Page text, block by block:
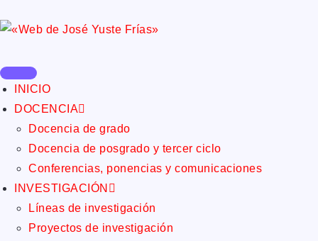
INICIO
DOCENCIA
Docencia de grado
Docencia de posgrado y tercer ciclo
Conferencias, ponencias y comunicaciones
INVESTIGACIÓN
Líneas de investigación
Proyectos de investigación